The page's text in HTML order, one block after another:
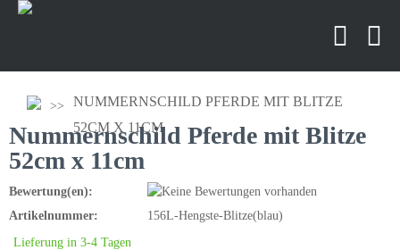
NUMMERNSCHILD PFERDE MIT BLITZE
52CM X 11CM
Nummernschild Pferde mit Blitze
52cm x 11cm
Bewertung(en):
Artikelnummer:
156L-Hengste-Blitze(blau)
Lieferung in 3-4 Tagen